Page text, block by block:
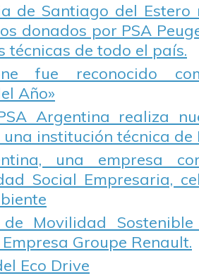
de Santiago del
donados por PSA
técnicas de todo el país.
fue reconocido
Año»
Argentina realiza
institución técnica de
una empresa
Social Empresaria,
de Movilidad
Groupe Renault.
Eco Drive